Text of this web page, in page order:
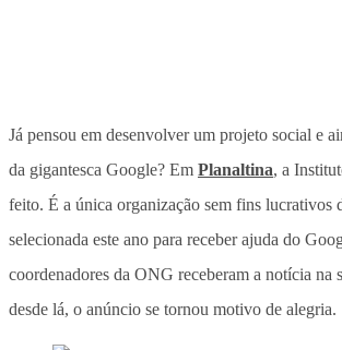
Já pensou em desenvolver um projeto social e
da gigantesca Google? Em Planaltina, a
feito. É a única organização sem fins lucrativos
selecionada este ano para receber ajuda do
coordenadores da ONG receberam a notícia na
desde lá, o anúncio se tornou motivo de alegria.